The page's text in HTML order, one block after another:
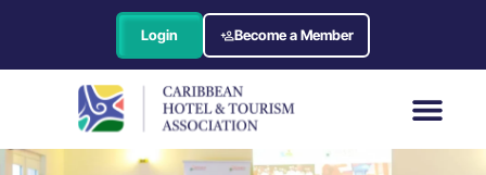
Login Become a Member